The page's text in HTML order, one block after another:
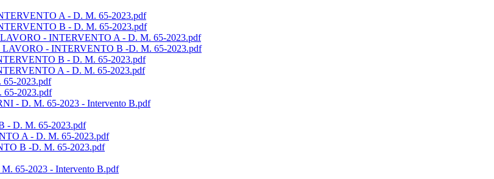
A - D. M. 65-2023.pdf
B - D. M. 65-2023.pdf
LAVORO - INTERVENTO A - D. M. 65-2023.pdf
LAVORO - INTERVENTO B -D. M. 65-2023.pdf
B - D. M. 65-2023.pdf
A - D. M. 65-2023.pdf
2023.pdf
2023.pdf
- D. M. 65-2023 - Intervento B.pdf
- D. M. 65-2023.pdf
A - D. M. 65-2023.pdf
B -D. M. 65-2023.pdf
65-2023 - Intervento B.pdf